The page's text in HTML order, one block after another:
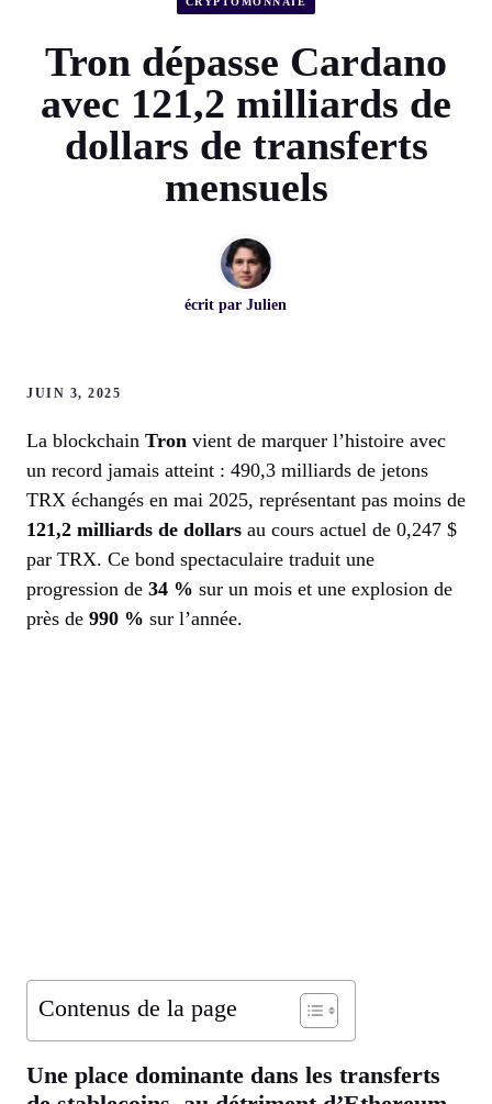
Tron dépasse Cardano
avec 121,2 milliards de
dollars de transferts
mensuels
écrit par Julien
JUIN 3, 2025
La blockchain Tron vient de marquer l’histoire avec
un record jamais atteint : 490,3 milliards de jetons
TRX échangés en mai 2025, représentant pas moins de
121,2 milliards de dollars au cours actuel de 0,247 $
par TRX. Ce bond spectaculaire traduit une
progression de 34 % sur un mois et une explosion de
près de 990 % sur l’année.
Contenus de la page
Une place dominante dans les transferts